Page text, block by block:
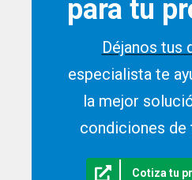
para tu
Déjanos tus
especialista te
la mejor
condiciones de
Cotiza tu